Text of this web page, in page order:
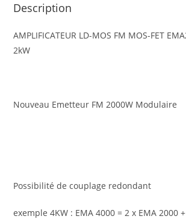
Description
AMPLIFICATEUR LD-MOS FM MOS-FET
2kW
Nouveau Emetteur FM 2000W Modulaire
Possibilité de couplage redondant
exemple 4KW : EMA 4000 = 2 x EMA 2000